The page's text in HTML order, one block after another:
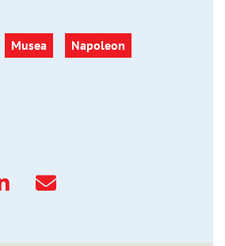
Musea Napoleon